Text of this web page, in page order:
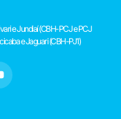
e Jundiaí (CBH-PCJ e PCJ
e Jaguari (CBH-PJ1)